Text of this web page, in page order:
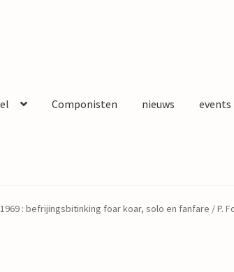
Componisten nieuws events
: befrijingsbitinking foar koar, solo en fanfare / P.